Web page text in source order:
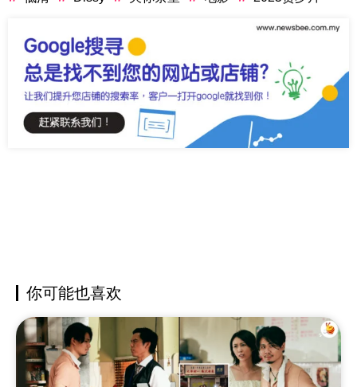
你可能也喜欢